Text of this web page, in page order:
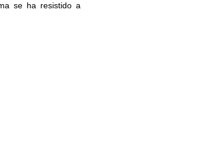
se ha resistido a